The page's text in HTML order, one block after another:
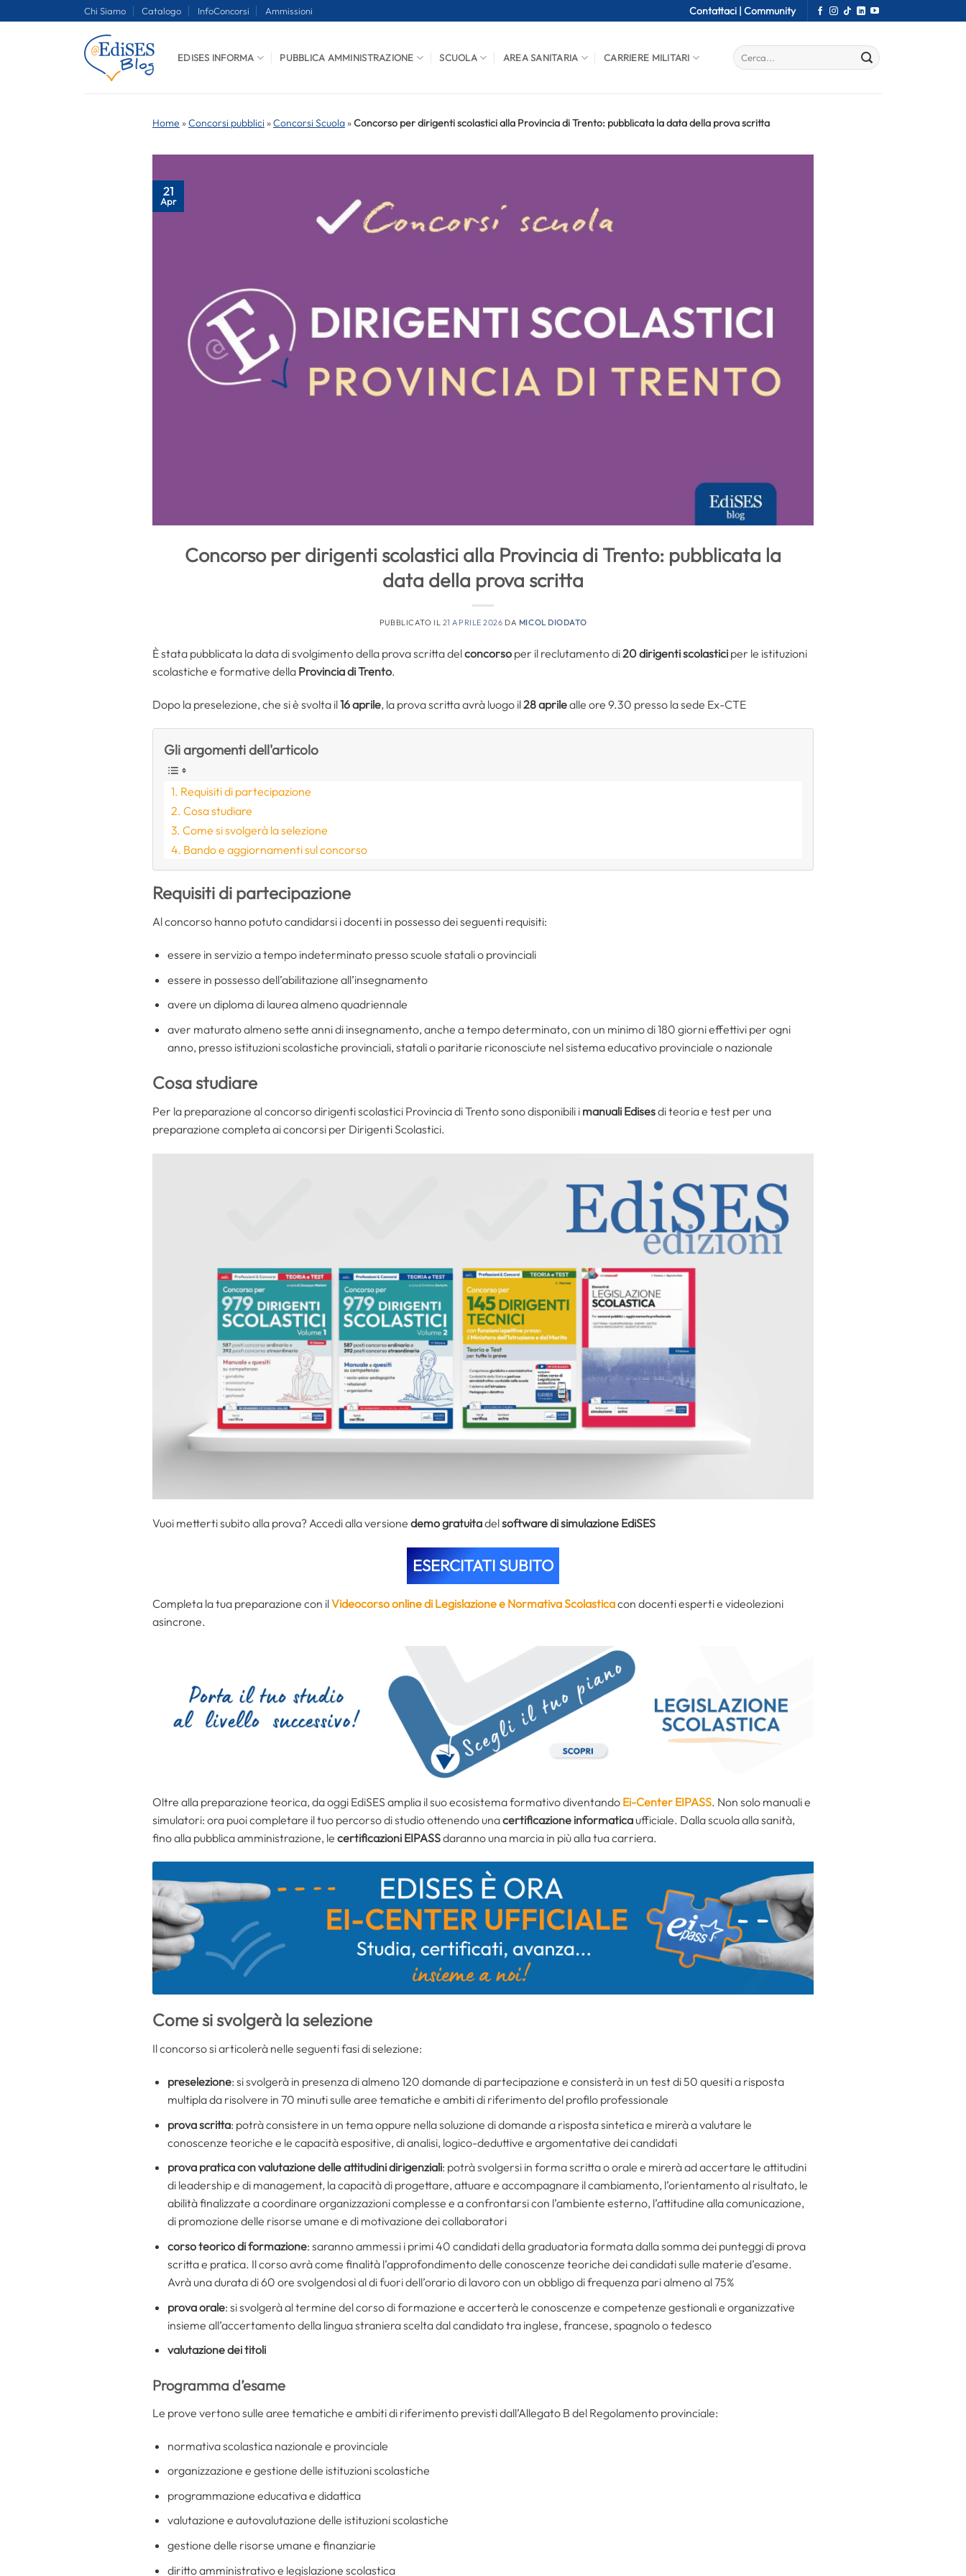
Chi Siamo Catalogo InfoConcorsi Ammissioni Contattaci | Community
EDISES INFORMA PUBBLICA AMMINISTRAZIONE SCUOLA AREA SANITARIA CARRIERE MILITARI
Home »Concorsi pubblici »Concorsi Scuola »Concorso per dirigenti scolastici alla Provincia di Trento: pubblicata la data della prova scritta
21
Apr
Concorso per dirigenti scolastici alla Provincia di Trento: pubblicata la
data della prova scritta
PUBBLICATO IL 21 APRILE 2026 DA MICOL DIODATO
È stata pubblicata la data di svolgimento della prova scritta delconcorso per il reclutamento di20 dirigenti scolastici per le istituzioni
scolastiche e formative della Provincia di Trento.
Dopo la preselezione, che si è svolta il16 aprile, la prova scritta avrà luogo il28 aprilealle ore 9.30 presso la sede Ex-CTE
Gli argomenti dell'articolo
Requisiti di partecipazione
Cosa studiare
Come si svolgerà la selezione
Bando e aggiornamenti sul concorso
Requisiti di partecipazione
Al concorso hanno potuto candidarsi i docenti in possesso dei seguenti requisiti:
essere in servizio a tempo indeterminato presso scuole statali o provinciali
essere in possesso dell’abilitazione all’insegnamento
avere un diploma di laurea almeno quadriennale
aver maturato almeno sette anni di insegnamento, anche a tempo determinato, con un minimo di 180 giorni effettivi per ogni
anno, presso istituzioni scolastiche provinciali, statali o paritarie riconosciute nel sistema educativo provinciale o nazionale
Cosa studiare
Per la preparazione al concorso dirigenti scolastici Provincia di Trento sono disponibili i manuali Edisesdi teoria e test per una
preparazione completa ai concorsi per Dirigenti Scolastici.
Vuoi metterti subito alla prova? Accedi alla versione demo gratuitadelsoftware di simulazione EdiSES
ESERCITATI SUBITO
Completa la tua preparazione con ilVideocorso online di Legislazione e Normativa Scolasticacon docenti esperti e videolezioni
asincrone.
Oltre alla preparazione teorica, da oggi EdiSES amplia il suo ecosistema formativo diventando Ei-Center EIPASS. Non solo manuali e
simulatori: ora puoi completare il tuo percorso di studio ottenendo unacertificazione informatica ufficiale. Dalla scuola alla sanità,
fino alla pubblica amministrazione, le certificazioni EIPASSdaranno una marcia in più alla tua carriera.
Come si svolgerà la selezione
Il concorso si articolerà nelle seguenti fasi di selezione:
preselezione: si svolgerà in presenza di almeno 120 domande di partecipazione e consisterà in un test di 50 quesiti a risposta
multipla da risolvere in 70 minuti sulle aree tematiche e ambiti di riferimento del profilo professionale
prova scritta: potrà consistere in un tema oppure nella soluzione di domande a risposta sintetica e mirerà a valutare le
conoscenze teoriche e le capacità espositive, di analisi, logico-deduttive e argomentative dei candidati
prova pratica con valutazione delle attitudini dirigenziali: potrà svolgersi in forma scritta o orale e mirerà ad accertare le attitudini
di leadership e di management, la capacità di progettare, attuare e accompagnare il cambiamento, l’orientamento al risultato, le
abilità finalizzate a coordinare organizzazioni complesse e a confrontarsi con l’ambiente esterno, l’attitudine alla comunicazione,
di promozione delle risorse umane e di motivazione dei collaboratori
corso teorico di formazione: saranno ammessi i primi 40 candidati della graduatoria formata dalla somma dei punteggi di prova
scritta e pratica. Il corso avrà come finalità l’approfondimento delle conoscenze teoriche dei candidati sulle materie d’esame.
Avrà una durata di 60 ore svolgendosi al di fuori dell’orario di lavoro con un obbligo di frequenza pari almeno al 75%
prova orale: si svolgerà al termine del corso di formazione e accerterà le conoscenze e competenze gestionali e organizzative
insieme all’accertamento della lingua straniera scelta dal candidato tra inglese, francese, spagnolo o tedesco
valutazione dei titoli
Programma d’esame
Le prove vertono sulle aree tematiche e ambiti di riferimento previsti dall’Allegato B del Regolamento provinciale:
normativa scolastica nazionale e provinciale
organizzazione e gestione delle istituzioni scolastiche
programmazione educativa e didattica
valutazione e autovalutazione delle istituzioni scolastiche
gestione delle risorse umane e finanziarie
diritto amministrativo e legislazione scolastica